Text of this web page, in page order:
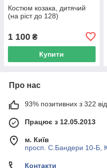
Костюм козака, дитячий
(на ріст до 128)
1 100 ₴
Купити
Про нас
93% позитивних з 322
Працює з 12.05.2013
м. Київ
просп. С.Бандери 10-Б,
Контакти